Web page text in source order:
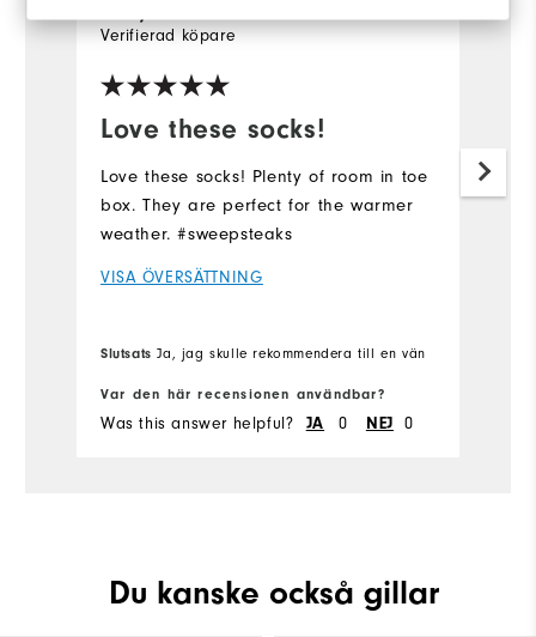
Love these socks!
Verifierad köpare
Love these socks! Plenty of room in toe
box. They are perfect for the warmer
weather. #sweepsteaks
VISA ÖVERSÄTTNING
Slutsats Ja, jag skulle rekommendera till en vän
Var den här recensionen användbar?
Was this answer helpful? JA 0 NEJ 0
Du kanske också gillar